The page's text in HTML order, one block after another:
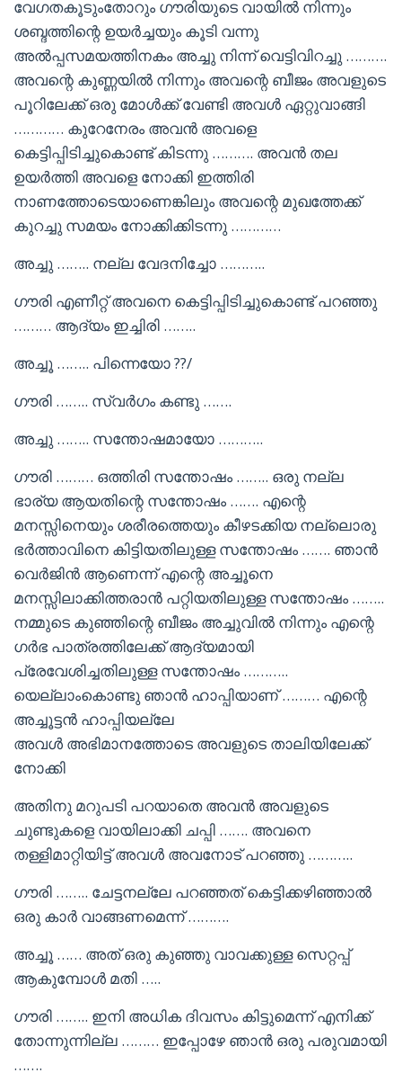
വേഗതകൂടുംതോറും ഗൗരിയുടെ വായിൽ നിന്നും
ശബ്ദത്തിന്റെ ഉയർച്ചയും കൂടി വന്നു
അൽപ്പസമയത്തിനകം അച്ചു നിന്ന് വെട്ടിവിറച്ചു ……….
അവന്റെ കുണ്ണയിൽ നിന്നും അവന്റെ ബീജം അവളുടെ
പൂറിലേക്ക് ഒരു മോൾക്ക് വേണ്ടി അവൾ ഏറ്റുവാങ്ങി
………… കുറേനേരം അവൻ അവളെ
കെട്ടിപ്പിടിച്ചുകൊണ്ട് കിടന്നു ………. അവൻ തല
ഉയർത്തി അവളെ നോക്കി ഇത്തിരി
നാണത്തോടെയാണെങ്കിലും അവന്റെ മുഖത്തേക്ക്
കുറച്ചു സമയം നോക്കിക്കിടന്നു …………
അച്ചു …….. നല്ല വേദനിച്ചോ ………..
ഗൗരി എണീറ്റ് അവനെ കെട്ടിപ്പിടിച്ചുകൊണ്ട് പറഞ്ഞു
……… ആദ്യം ഇച്ചിരി ……..
അച്ചൂ …….. പിന്നെയോ ??/
ഗൗരി …….. സ്വർഗം കണ്ടു …….
അച്ചു …….. സന്തോഷമായോ ………..
ഗൗരി ……… ഒത്തിരി സന്തോഷം …….. ഒരു നല്ല
ഭാര്യ ആയതിന്റെ സന്തോഷം ……. എന്റെ
മനസ്സിനെയും ശരീരത്തെയും കീഴടക്കിയ നല്ലൊരു
ഭർത്താവിനെ കിട്ടിയതിലുള്ള സന്തോഷം ……. ഞാൻ
വെർജിൻ ആണെന്ന് എന്റെ അച്ചൂനെ
മനസ്സിലാക്കിത്തരാൻ പറ്റിയതിലുള്ള സന്തോഷം ……..
നമ്മുടെ കുഞ്ഞിന്റെ ബീജം അച്ചുവിൽ നിന്നും എന്റെ
ഗർഭ പാത്രത്തിലേക്ക് ആദ്യമായി
പ്രേവേശിച്ചതിലുള്ള സന്തോഷം ………..
യെല്ലാംകൊണ്ടു ഞാൻ ഹാപ്പിയാണ് ……… എന്റെ
അച്ചൂട്ടൻ ഹാപ്പിയല്ലേ
അവൾ അഭിമാനത്തോടെ അവളുടെ താലിയിലേക്ക്
നോക്കി
അതിനു മറുപടി പറയാതെ അവൻ അവളുടെ
ചുണ്ടുകളെ വായിലാക്കി ചപ്പി ……. അവനെ
തള്ളിമാറ്റിയിട്ട് അവൾ അവനോട് പറഞ്ഞു ………..
ഗൗരി …….. ചേട്ടനല്ലേ പറഞ്ഞത് കെട്ടിക്കഴിഞ്ഞാൽ
ഒരു കാർ വാങ്ങണമെന്ന് ……….
അച്ചൂ …… അത് ഒരു കുഞ്ഞു വാവക്കുള്ള സെറ്റപ്പ്
ആകുമ്പോൾ മതി …..
ഗൗരി …….. ഇനി അധിക ദിവസം കിട്ടുമെന്ന് എനിക്ക്
തോന്നുന്നില്ല ……… ഇപ്പോഴേ ഞാൻ ഒരു പരുവമായി
…….